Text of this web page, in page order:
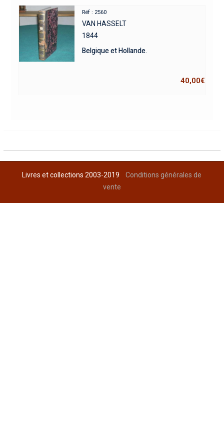
Réf : 2560
VAN HASSELT
1844
Belgique et Hollande.
40,00€
Livres et collections 2003-2019Conditions générales de
vente